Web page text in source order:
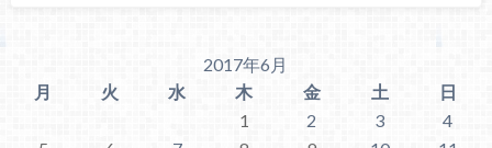
2017年6月
月
火 水 木 金 土
日
1
2 3
4